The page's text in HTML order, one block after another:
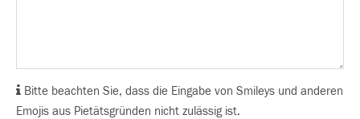
Bitte beachten Sie, dass die Eingabe von Smileys und anderen
Emojis aus Pietätsgründen nicht zulässig ist.